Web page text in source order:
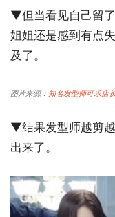
▼但当看见自己留
姐姐还是感到有点
及了。
图片来源： 知名发型师可乐店
▼结果发型师越剪
出来了。